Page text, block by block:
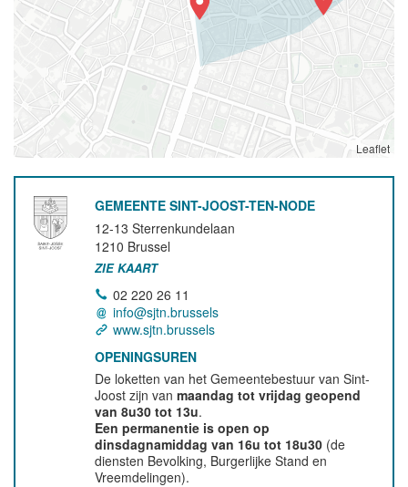
Leaflet
GEMEENTE SINT-JOOST-TEN-NODE
12-13 Sterrenkundelaan
1210 Brussel
ZIE KAART
02 220 26 11
info@sjtn.brussels
www.sjtn.brussels
OPENINGSUREN
De loketten van het Gemeentebestuur van Sint-
Joost zijn vanmaandag tot vrijdag geopend
van 8u30 tot 13u.
Een permanentie is open op
dinsdagnamiddag van 16u tot 18u30 (de
diensten Bevolking, Burgerlijke Stand en
Vreemdelingen).